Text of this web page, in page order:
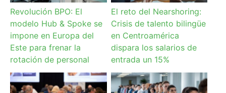
Revolución BPO: El
modelo Hub & Spoke se
impone en Europa del
Este para frenar la
rotación de personal
El reto del Nearshoring:
Crisis de talento bilingüe
en Centroamérica
dispara los salarios de
entrada un 15%